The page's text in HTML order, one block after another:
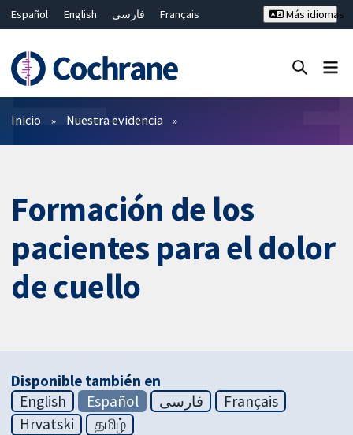
Español English فارسی
Français
Bahasa Malaysia
ไทย 繁體中文
Más idiomas
Filtros
Inicio Nuestra evidencia
Formación de los
pacientes para el dolor
de cuello
Disponible también en
English
Español فارسی
Français
Hrvatski
தமிழ்